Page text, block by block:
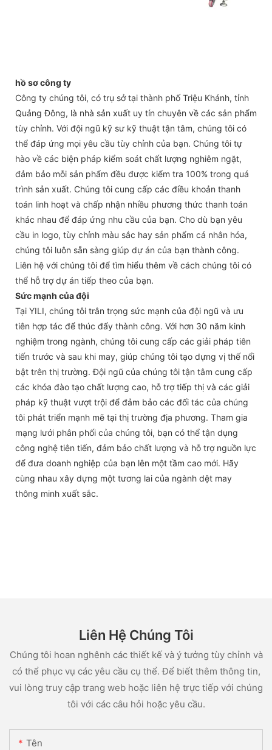
hồ sơ công ty
Công ty chúng tôi, có trụ sở tại thành phố Triệu Khánh, tỉnh
Quảng Đông, là nhà sản xuất uy tín chuyên về các sản phẩm
tùy chỉnh. Với đội ngũ kỹ sư kỹ thuật tận tâm, chúng tôi có
thể đáp ứng mọi yêu cầu tùy chỉnh của bạn. Chúng tôi tự
hào về các biện pháp kiểm soát chất lượng nghiêm ngặt,
đảm bảo mỗi sản phẩm đều được kiểm tra 100% trong quá
trình sản xuất. Chúng tôi cung cấp các điều khoản thanh
toán linh hoạt và chấp nhận nhiều phương thức thanh toán
khác nhau để đáp ứng nhu cầu của bạn. Cho dù bạn yêu
cầu in logo, tùy chỉnh màu sắc hay sản phẩm cá nhân hóa,
chúng tôi luôn sẵn sàng giúp dự án của bạn thành công.
Liên hệ với chúng tôi để tìm hiểu thêm về cách chúng tôi có
thể hỗ trợ dự án tiếp theo của bạn.
Sức mạnh của đội
Tại YILI, chúng tôi trân trọng sức mạnh của đội ngũ và ưu
tiên hợp tác để thúc đẩy thành công. Với hơn 30 năm kinh
nghiệm trong ngành, chúng tôi cung cấp các giải pháp tiên
tiến trước và sau khi may, giúp chúng tôi tạo dựng vị thế nổi
bật trên thị trường. Đội ngũ của chúng tôi tận tâm cung cấp
các khóa đào tạo chất lượng cao, hỗ trợ tiếp thị và các giải
pháp kỹ thuật vượt trội để đảm bảo các đối tác của chúng
tôi phát triển mạnh mẽ tại thị trường địa phương. Tham gia
mạng lưới phân phối của chúng tôi, bạn có thể tận dụng
công nghệ tiên tiến, đảm bảo chất lượng và hỗ trợ nguồn lực
để đưa doanh nghiệp của bạn lên một tầm cao mới. Hãy
cùng nhau xây dựng một tương lai của ngành dệt may
thông minh xuất sắc.
Liên Hệ Chúng Tôi
Chúng tôi hoan nghênh các thiết kế và ý tưởng tùy chỉnh và
có thể phục vụ các yêu cầu cụ thể. Để biết thêm thông tin,
vui lòng truy cập trang web hoặc liên hệ trực tiếp với chúng
tôi với các câu hỏi hoặc yêu cầu.
Tên